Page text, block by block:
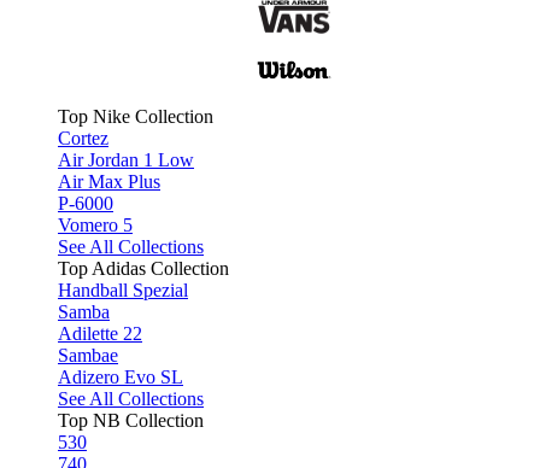
Top Nike Collection
Cortez
Air Jordan 1 Low
Air Max Plus
P-6000
Vomero 5
See All Collections
Top Adidas Collection
Handball Spezial
Samba
Adilette 22
Sambae
Adizero Evo SL
See All Collections
Top NB Collection
530
740